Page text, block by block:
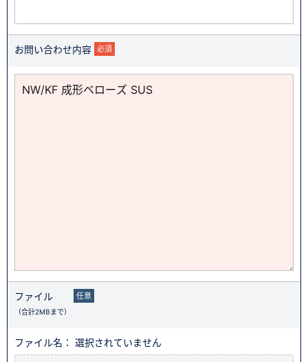
お問い合わせ内容 必須
ファイル
（合計2MBまで）
任意
ファイル名： 選択されていません